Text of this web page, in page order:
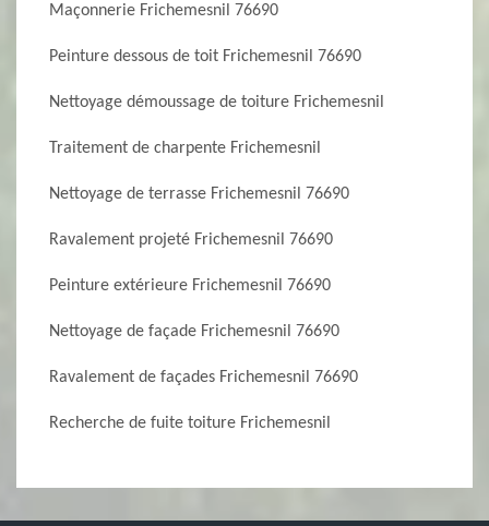
Maçonnerie Frichemesnil 76690
Peinture dessous de toit Frichemesnil 76690
Nettoyage démoussage de toiture Frichemesnil
Traitement de charpente Frichemesnil
Nettoyage de terrasse Frichemesnil 76690
Ravalement projeté Frichemesnil 76690
Peinture extérieure Frichemesnil 76690
Nettoyage de façade Frichemesnil 76690
Ravalement de façades Frichemesnil 76690
Recherche de fuite toiture Frichemesnil